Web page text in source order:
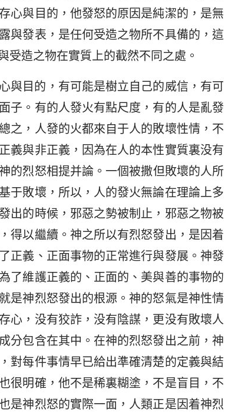
心與目的，他發怒的原因是純潔的，是無
與發表，是任何受造之物所不具備的，這
受造之物在實質上的截然不同之處。
與目的，有可能是樹立自己的威信，有可
子。有的人發火有點尺度，有的人是亂發
之，人發的火都來自于人的敗壞性情，不
義與非正義，因為在人的本性實質裏没有
的烈怒相提并論。一個被撒但敗壞的人所
于敗壞，所以，人的發火無論在理論上多
出的時候，邪惡之勢被制止，邪惡之物被
得以繼續。神之所以有烈怒發出，是因着
正義、正面事物的正常進行與發展。神發
了維護正義的、正面的、美與善的事物的
是神烈怒發出的根源。神的怒氣是神性情
心，没有狡詐，没有陰謀，更没有敗壞人
分包含在其中。在神的烈怒發出之前，神
對每件事情早已給出準確清楚的定義與結
很明確，他不是稀裏糊塗，不是盲目，不
是神烈怒的實際一面，人類正是因着神烈